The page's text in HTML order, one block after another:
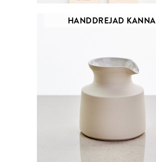
HANDDREJAD KANNA